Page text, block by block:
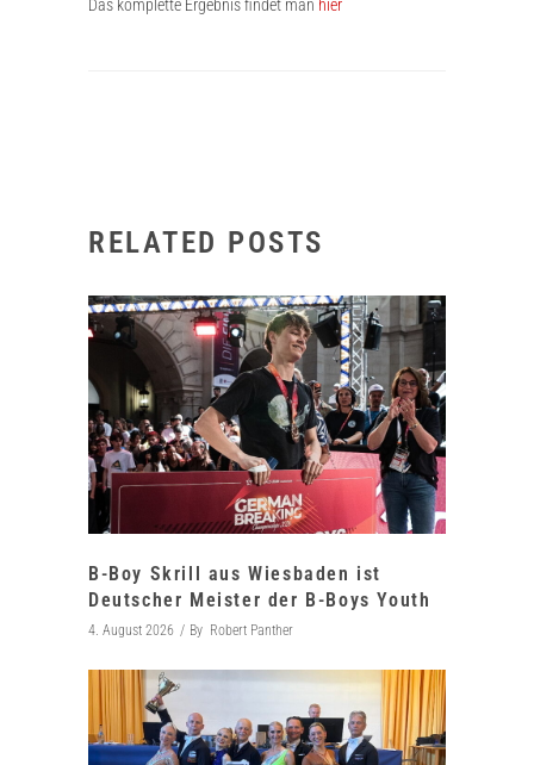
Das komplette Ergebnis findet man hier
RELATED POSTS
B-Boy Skrill aus Wiesbaden ist
Deutscher Meister der B-Boys Youth
4. August 2026 By Robert Panther